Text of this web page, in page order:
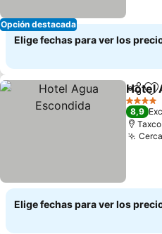
Opción destacada
Elige fechas para ver los
Hotel
4 Estrellas
8,9
Elige fechas para ver los